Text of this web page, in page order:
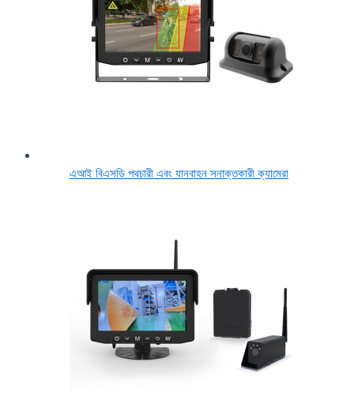
এআই বিএসডি পথচারী এবং যানবাহন সনাক্তকারী ক্যামেরা